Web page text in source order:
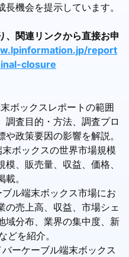
機会を提示しています。
、関連リンクから直接お申
report
closure
ボックスレポートの範囲
調査目的・方法、調査プロ
政策要因の影響を解説。
ボックスの世界市場規模
、販売量、収益、価格、
。
ル端末ボックス市場にお
の売上高、収益、市場シェ
域分布、業界の集中度、新
どを紹介。
ーケーブル端末ボックス